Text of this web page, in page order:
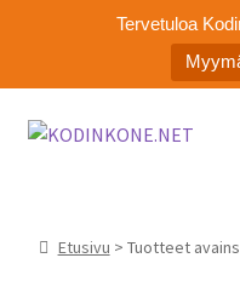
Tervetuloa
Siirry
Siirry
Etusivu > Tuotteet